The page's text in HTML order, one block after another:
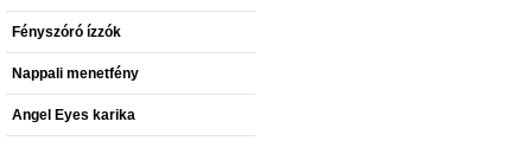
Fényszóró ízzók
Nappali menetfény
Angel Eyes karika